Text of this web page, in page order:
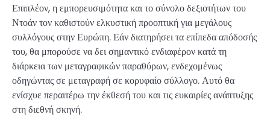
Επιπλέον, η εμπορευσιμότητα και το σύνολο δεξιοτήτων του
Ντοάν τον καθιστούν ελκυστική προοπτική για μεγάλους
συλλόγους στην Ευρώπη. Εάν διατηρήσει τα επίπεδα απόδοσής
του, θα μπορούσε να δει σημαντικό ενδιαφέρον κατά τη
διάρκεια των μεταγραφικών παραθύρων, ενδεχομένως
οδηγώντας σε μεταγραφή σε κορυφαίο σύλλογο. Αυτό θα
ενίσχυε περαιτέρω την έκθεσή του και τις ευκαιρίες ανάπτυξης
στη διεθνή σκηνή.